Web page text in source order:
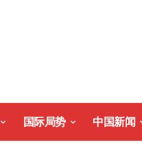
国际局势 中国新闻